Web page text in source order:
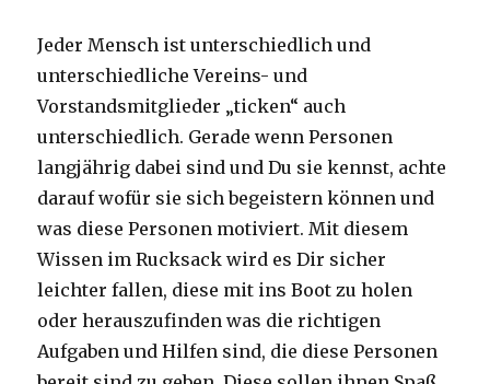
Jeder Mensch ist unterschiedlich und
unterschiedliche Vereins- und
Vorstandsmitglieder „ticken“ auch
unterschiedlich. Gerade wenn Personen
langjährig dabei sind und Du sie kennst, achte
darauf wofür sie sich begeistern können und
was diese Personen motiviert. Mit diesem
Wissen im Rucksack wird es Dir sicher
leichter fallen, diese mit ins Boot zu holen
oder herauszufinden was die richtigen
Aufgaben und Hilfen sind, die diese Personen